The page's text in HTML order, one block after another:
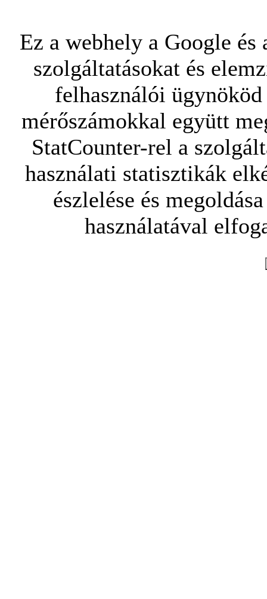
Ez a webhely a Google
szolgáltatásokat és
felhasználói
mérőszámokkal együtt
StatCounter-rel a
használati statisztikák
észlelése és
használatával